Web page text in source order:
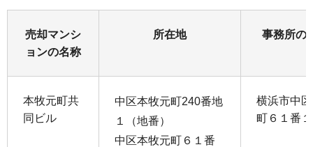
売却マンシ
ョンの名称
所在地 事務所の
本牧元町共
同ビル
中区本牧元町240番地
１（地番）
中区本牧元町６１番
横浜市中
町６１番